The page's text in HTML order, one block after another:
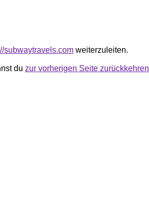
subwaytravels.com weiterzuleiten.
du zur vorherigen Seite zurückkehren